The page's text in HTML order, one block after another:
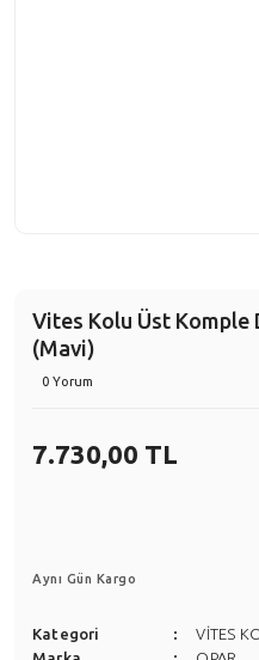
Vites Kolu Üst Komple
(Mavi)
0 Yorum
7.730,00 TL
Aynı Gün Kargo
Kategori
VİTES